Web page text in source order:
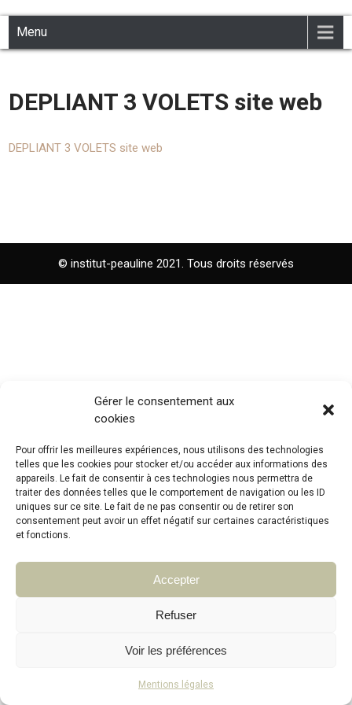
Gérer le consentement aux
cookies
Pour offrir les meilleures expériences, nous utilisons des technologies
telles que les cookies pour stocker et/ou accéder aux informations des
appareils. Le fait de consentir à ces technologies nous permettra de
traiter des données telles que le comportement de navigation ou les ID
uniques sur ce site. Le fait de ne pas consentir ou de retirer son
consentement peut avoir un effet négatif sur certaines caractéristiques
et fonctions.
Accepter
Refuser
Voir les préférences
Mentions légales
SkipINSTITUT PEAULINE
Institut de beauté à Civray 86400
Menu
DEPLIANT 3 VOLETS site web
DEPLIANT 3 VOLETS site web
© institut-peauline 2021. Tous droits réservés